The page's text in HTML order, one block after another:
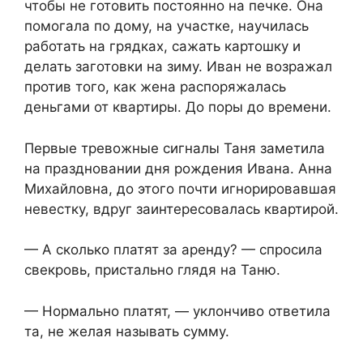
чтобы не готовить постоянно на печке. Она
помогала по дому, на участке, научилась
работать на грядках, сажать картошку и
делать заготовки на зиму. Иван не возражал
против того, как жена распоряжалась
деньгами от квартиры. До поры до времени.
Первые тревожные сигналы Таня заметила
на праздновании дня рождения Ивана. Анна
Михайловна, до этого почти игнорировавшая
невестку, вдруг заинтересовалась квартирой.
— А сколько платят за аренду? — спросила
свекровь, пристально глядя на Таню.
— Нормально платят, — уклончиво ответила
та, не желая называть сумму.